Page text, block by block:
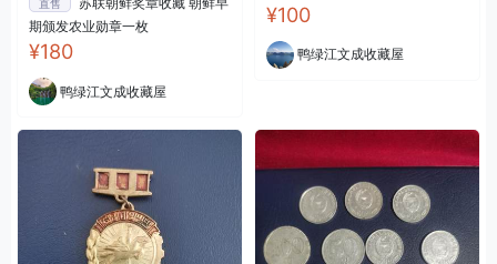
直售
期颁发农业勋章一枚
¥180
鸭绿江文成收藏屋
¥100
鸭绿江文成收藏屋